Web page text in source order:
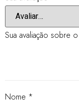
Sua avaliação sobre
Nome *